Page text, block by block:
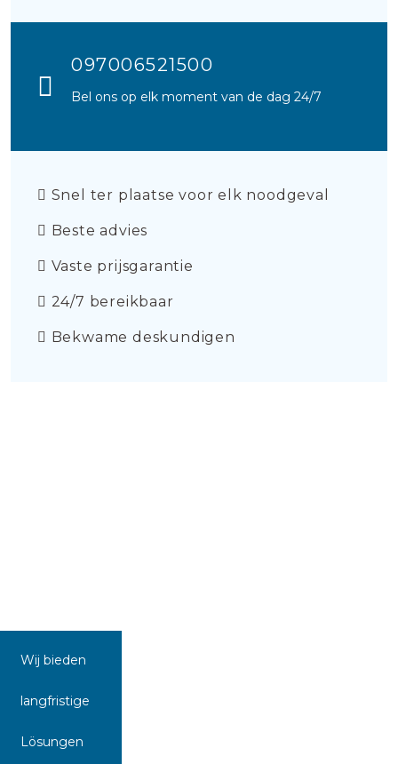
097006521500
Bel ons op elk moment van de dag 24/7
Snel ter plaatse voor elk noodgeval
Beste advies
Vaste prijsgarantie
24/7 bereikbaar
Bekwame deskundigen
Wij bieden
langfristige
Lösungen